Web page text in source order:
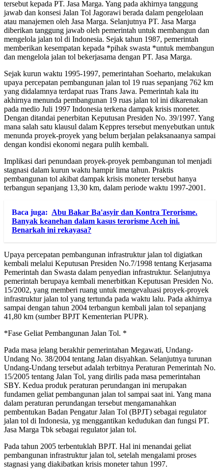
tersebut kepada PT. Jasa Marga. Yang pada akhirnya tanggung
jawab dan konsesi Jalan Tol Jagorawi berada dalam pengelolaan
atau manajemen oleh Jasa Marga. Selanjutnya PT. Jasa Marga
diberikan tanggung jawab oleh pemerintah untuk membangun dan
mengelola jalan tol di Indonesia. Sejak tahun 1987, pemerintah
memberikan kesempatan kepada *pihak swasta *untuk membangun
dan mengelola jalan tol bekerjasama dengan PT. Jasa Marga.
Sejak kurun waktu 1995-1997, pemerintahan Soeharto, melakukan
upaya percepatan pembangunan jalan tol 19 ruas sepanjang 762 km
yang didalamnya terdapat ruas Trans Jawa. Pemerintah kala itu
akhirnya menunda pembangunan 19 ruas jalan tol ini dikarenakan
pada medio Juli 1997 Indonesia terkena dampak krisis moneter.
Dengan ditandai penerbitan Keputusan Presiden No. 39/1997. Yang
mana salah satu klausul dalam Keppres tersebut menyebutkan untuk
menunda proyek-proyek yang belum berjalan pelaksanaanya sampai
dengan kondisi ekonomi negara pulih kembali.
Implikasi dari penundaan proyek-proyek pembangunan tol menjadi
stagnasi dalam kurun waktu hampir lima tahun. Praktis
pembangunan tol akibat dampak krisis moneter tersebut hanya
terbangun sepanjang 13,30 km, dalam periode waktu 1997-2001.
Baca juga: Abu Bakar Ba'asyir dan Kontra Terorisme.
Banyak keanehan dalam kasus terorisme Aceh ini.
Benarkah ini rekayasa?
Upaya percepatan pembangunan infrastruktur jalan tol digiatkan
kembali melalui Keputusan Presiden No.7/1998 tentang Kerjasama
Pemerintah dan Swasta dalam penyedian infrastruktur. Selanjutnya
pemerintah berupaya kembali menerbitkan Keputusan Presiden No.
15/2002, yang memberi ruang untuk mengevaluasi proyek-proyek
infrastruktur jalan tol yang tertunda pada waktu lalu. Pada akhirnya
sampai dengan tahun 2004 terbangun kembali jalan tol sepanjang
41,80 km (sumber BPJT Kementerian PUPR).
*Fase Geliat Pembangunan Jalan Tol. *
Pada masa jelang berakhir pemerintahan Megawati, Undang-
Undang No. 38/2004 tentang Jalan disyahkan. Selanjutnya turunan
Undang-Undang tersebut adalah terbitnya Peraturan Pemerintah No.
15/2005 tentang Jalan Tol, yang dirilis pada masa pemerintahan
SBY. Kedua produk peraturan perundangan ini merupakan
fundamen geliat pembangunan jalan tol sampai saat ini. Yang mana
dalam peraturan perundangan tersebut mengamanahkan
pembentukan Badan Pengatur Jalan Tol (BPJT) sebagai regulator
jalan tol di Indonesia, yg menggantikan kedudukan dan fungsi PT.
Jasa Marga Tbk sebagai regulator jalan tol.
Pada tahun 2005 terbentuklah BPJT. Hal ini menandai geliat
pembangunan infrastruktur jalan tol, setelah mengalami proses
stagnasi yang diakibatkan krisis moneter tahun 1997.